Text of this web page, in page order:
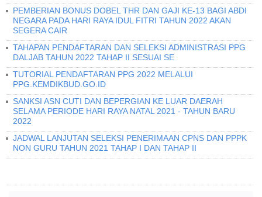
PEMBERIAN BONUS DOBEL THR DAN GAJI KE-13 BAGI ABDI
NEGARA PADA HARI RAYA IDUL FITRI TAHUN 2022 AKAN
SEGERA CAIR
TAHAPAN PENDAFTARAN DAN SELEKSI ADMINISTRASI PPG
DALJAB TAHUN 2022 TAHAP II SESUAI SE
TUTORIAL PENDAFTARAN PPG 2022 MELALUI
PPG.KEMDIKBUD.GO.ID
SANKSI ASN CUTI DAN BEPERGIAN KE LUAR DAERAH
SELAMA PERIODE HARI RAYA NATAL 2021 - TAHUN BARU
2022
JADWAL LANJUTAN SELEKSI PENERIMAAN CPNS DAN PPPK
NON GURU TAHUN 2021 TAHAP I DAN TAHAP II